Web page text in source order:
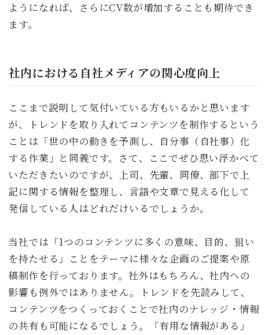
ようになれば、さらにCV数が増加することも期待でき
ます。
社内における自社メディアの関心度向上
ここまで説明して気付いている方もいるかと思います
が、トレンドを取り入れてコンテンツを制作するという
ことは「世の中の動きを予測し、自分事（自社事）化
する作業」と同義です。さて、ここでぜひ思い浮かべて
いただきたいのですが、上司、先輩、同僚、部下で上
記に関する情報を整理し、言語や文章で見える化して
発信している人はどれだけいるでしょうか。
当社では「1つのコンテンツに多くの意味、目的、狙い
を持たせる」ことをテーマに様々な企画のご提案や原
稿制作を行っております。社外はもちろん、社内への
影響も例外ではありません。トレンドを先読みして、
コンテンツをつくっておくことで社内のナレッジ・情報
の共有も可能になるでしょう。「有用な情報がある」